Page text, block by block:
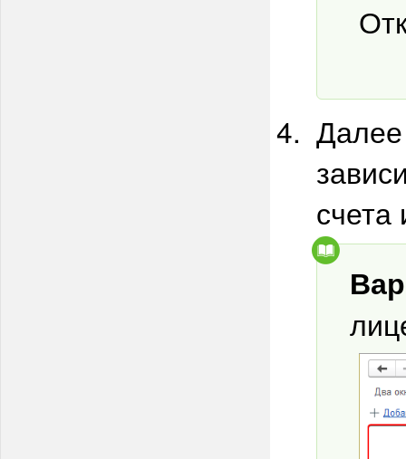
счета